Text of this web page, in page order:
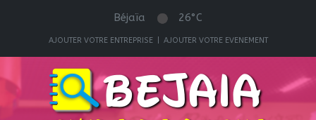
Béjaïa 26°C
AJOUTER VOTRE ENTREPRISE| AJOUTER VOTRE EVENEMENT